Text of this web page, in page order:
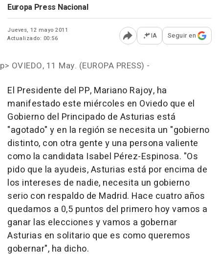
Europa Press Nacional
Jueves, 12 mayo 2011
Actualizado: 00:56
Abrir opciones para
IA Seguir en
p> OVIEDO, 11 May. (EUROPA PRESS) -
El Presidente del PP, Mariano Rajoy, ha
manifestado este miércoles en Oviedo que el
Gobierno del Principado de Asturias está
"agotado" y en la región se necesita un "gobierno
distinto, con otra gente y una persona valiente
como la candidata Isabel Pérez-Espinosa. "Os
pido que la ayudeis, Asturias está por encima de
los intereses de nadie, necesita un gobierno
serio con respaldo de Madrid. Hace cuatro años
quedamos a 0,5 puntos del primero hoy vamos a
ganar las elecciones y vamos a gobernar
Asturias en solitario que es como queremos
gobernar", ha dicho.